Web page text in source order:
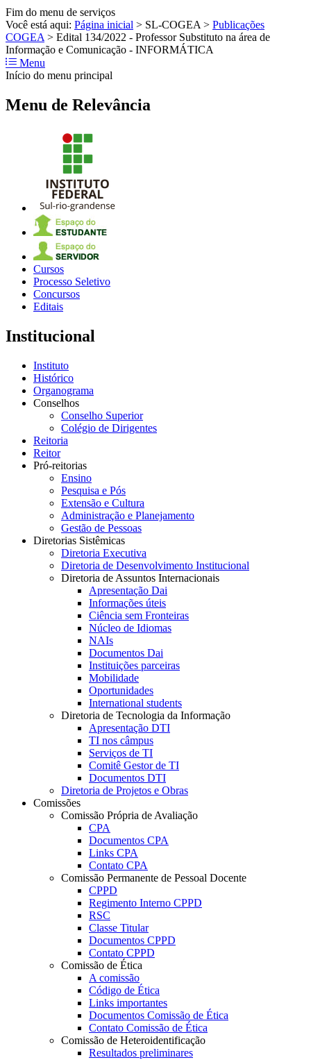
Fim do menu de serviços
Você está aqui: Página inicial > SL-COGEA > Publicações
COGEA > Edital 134/2022 - Professor Substituto na área de
Informação e Comunicação - INFORMÁTICA
Menu
Início do menu principal
Menu de Relevância
Cursos
Processo Seletivo
Concursos
Editais
Institucional
Instituto
Histórico
Organograma
Conselhos
Conselho Superior
Colégio de Dirigentes
Reitoria
Reitor
Pró-reitorias
Ensino
Pesquisa e Pós
Extensão e Cultura
Administração e Planejamento
Gestão de Pessoas
Diretorias Sistêmicas
Diretoria Executiva
Diretoria de Desenvolvimento Institucional
Diretoria de Assuntos Internacionais
Apresentação Dai
Informações úteis
Ciência sem Fronteiras
Núcleo de Idiomas
NAIs
Documentos Dai
Instituições parceiras
Mobilidade
Oportunidades
International students
Diretoria de Tecnologia da Informação
Apresentação DTI
TI nos câmpus
Serviços de TI
Comitê Gestor de TI
Documentos DTI
Diretoria de Projetos e Obras
Comissões
Comissão Própria de Avaliação
CPA
Documentos CPA
Links CPA
Contato CPA
Comissão Permanente de Pessoal Docente
CPPD
Regimento Interno CPPD
RSC
Classe Titular
Documentos CPPD
Contato CPPD
Comissão de Ética
A comissão
Código de Ética
Links importantes
Documentos Comissão de Ética
Contato Comissão de Ética
Comissão de Heteroidentificação
Resultados preliminares